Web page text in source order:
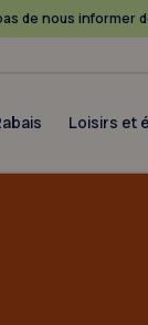
de nous informer
Loisirs et